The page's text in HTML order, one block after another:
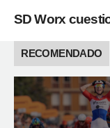
SD Worx
RECOMENDADO